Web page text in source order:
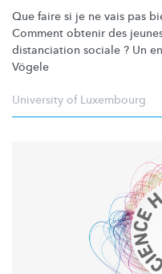
Que faire si je ne vais pas
Comment obtenir des
distanciation sociale ? Un
Vögele
University of Luxembourg